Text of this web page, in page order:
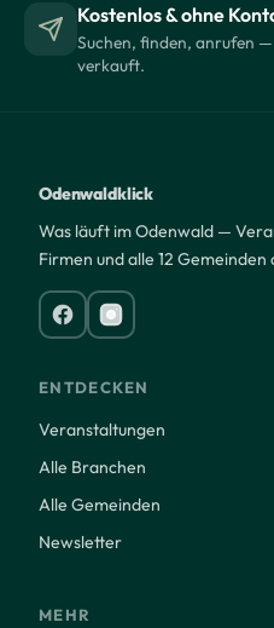
Kostenlos & ohne
Suchen, finden, anrufen
verkauft.
Odenwaldklick
Was läuft im Odenwald —
Firmen und alle 12 Gemeinden
ENTDECKEN
Veranstaltungen
Alle Branchen
Alle Gemeinden
Newsletter
MEHR